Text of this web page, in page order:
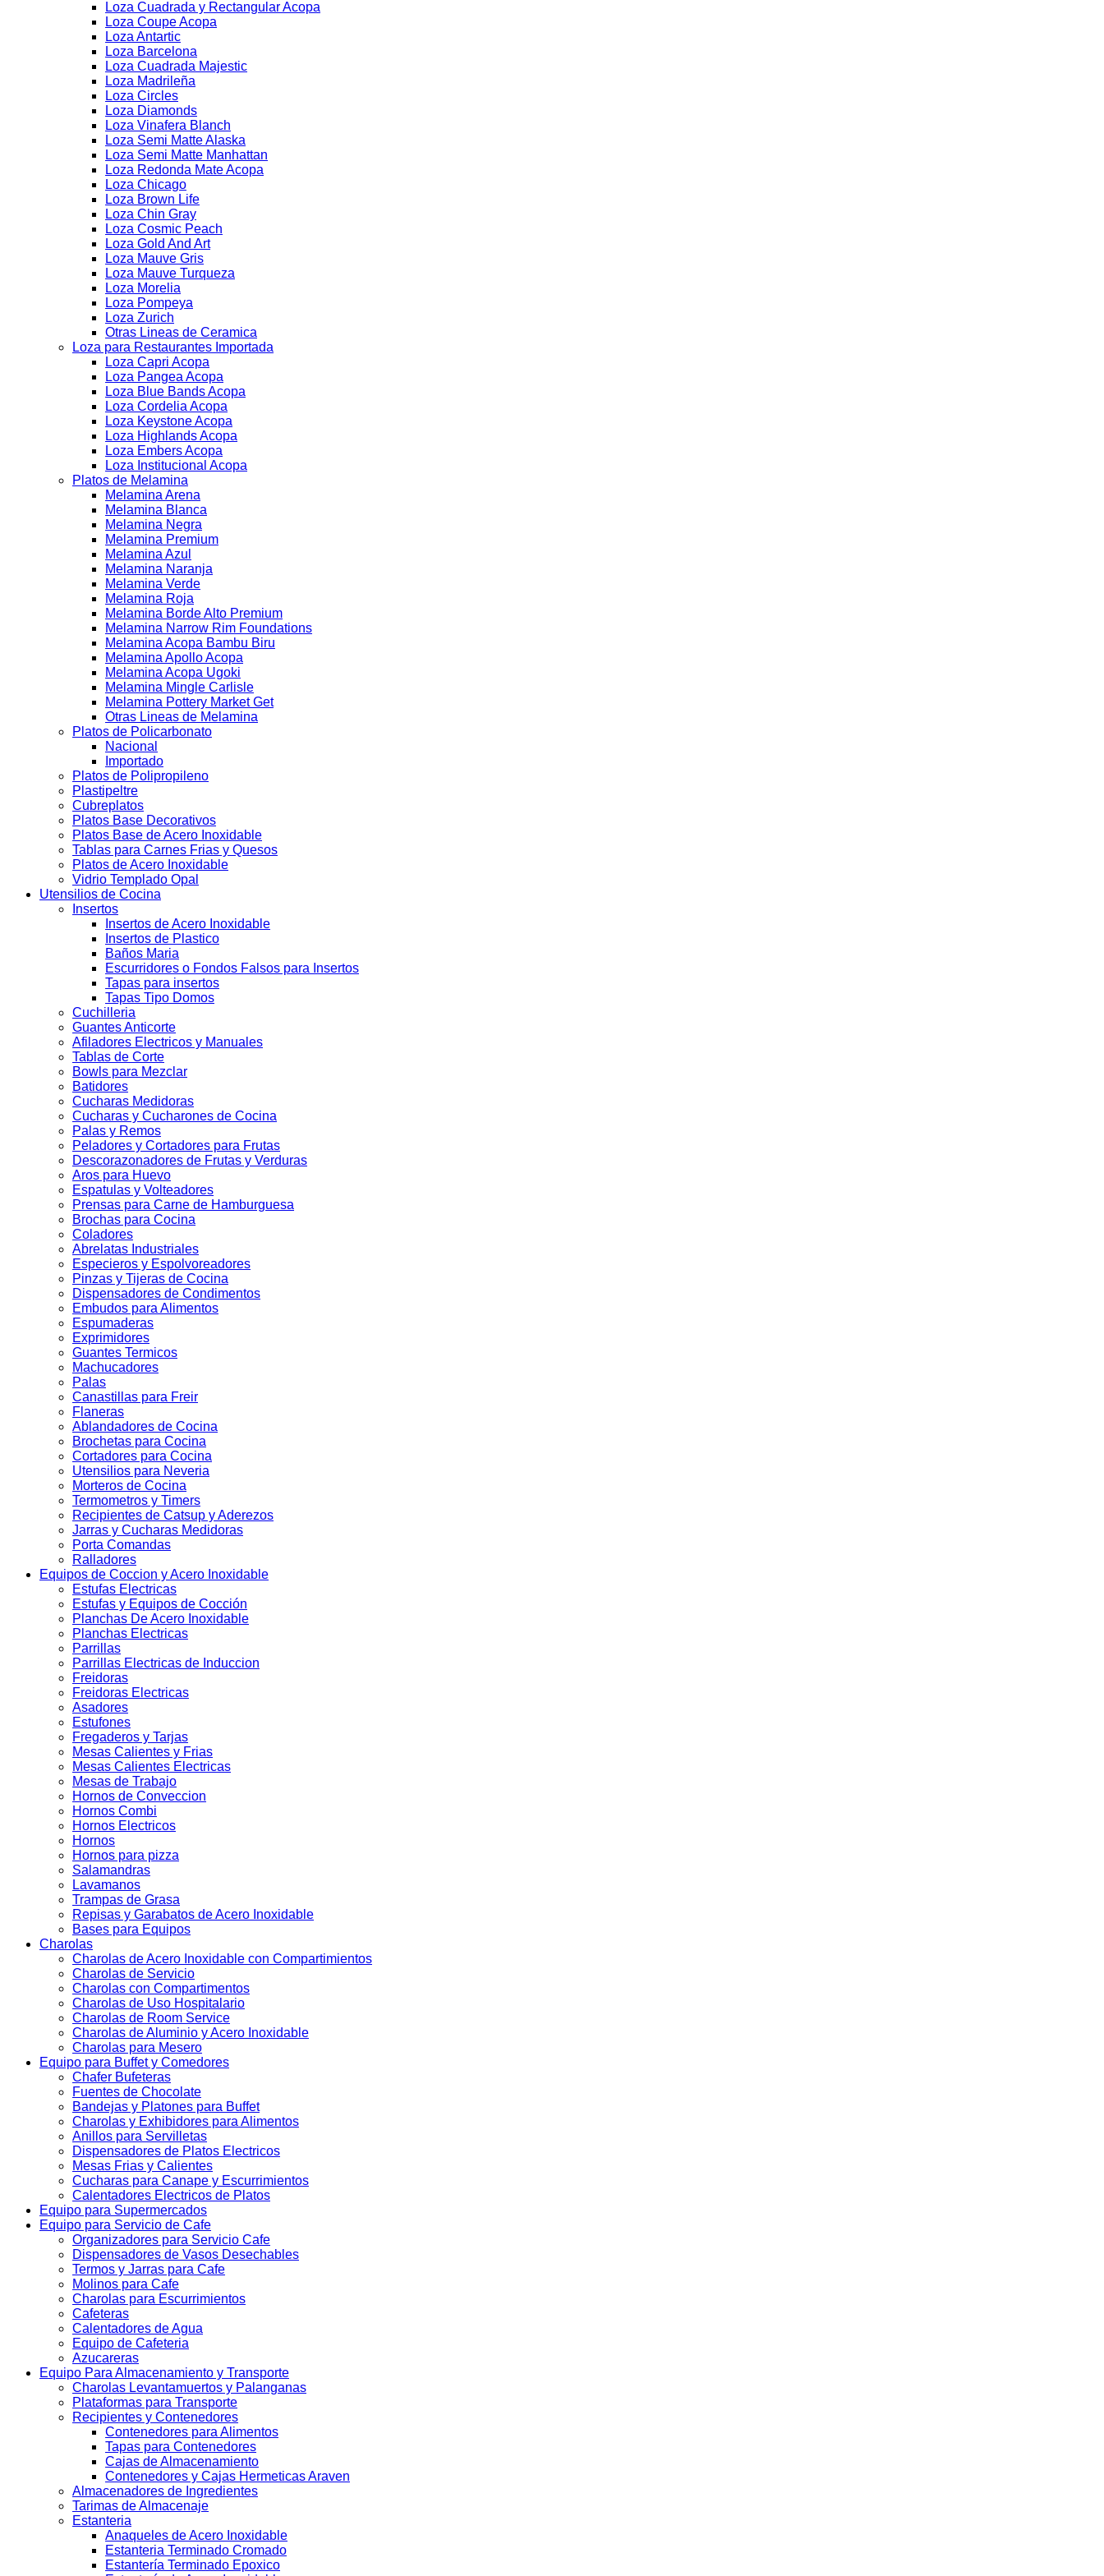
Loza Cuadrada y Rectangular Acopa
Loza Coupe Acopa
Loza Antartic
Loza Barcelona
Loza Cuadrada Majestic
Loza Madrileña
Loza Circles
Loza Diamonds
Loza Vinafera Blanch
Loza Semi Matte Alaska
Loza Semi Matte Manhattan
Loza Redonda Mate Acopa
Loza Chicago
Loza Brown Life
Loza Chin Gray
Loza Cosmic Peach
Loza Gold And Art
Loza Mauve Gris
Loza Mauve Turqueza
Loza Morelia
Loza Pompeya
Loza Zurich
Otras Lineas de Ceramica
Loza para Restaurantes Importada
Loza Capri Acopa
Loza Pangea Acopa
Loza Blue Bands Acopa
Loza Cordelia Acopa
Loza Keystone Acopa
Loza Highlands Acopa
Loza Embers Acopa
Loza Institucional Acopa
Platos de Melamina
Melamina Arena
Melamina Blanca
Melamina Negra
Melamina Premium
Melamina Azul
Melamina Naranja
Melamina Verde
Melamina Roja
Melamina Borde Alto Premium
Melamina Narrow Rim Foundations
Melamina Acopa Bambu Biru
Melamina Apollo Acopa
Melamina Acopa Ugoki
Melamina Mingle Carlisle
Melamina Pottery Market Get
Otras Lineas de Melamina
Platos de Policarbonato
Nacional
Importado
Platos de Polipropileno
Plastipeltre
Cubreplatos
Platos Base Decorativos
Platos Base de Acero Inoxidable
Tablas para Carnes Frias y Quesos
Platos de Acero Inoxidable
Vidrio Templado Opal
Utensilios de Cocina
Insertos
Insertos de Acero Inoxidable
Insertos de Plastico
Baños Maria
Escurridores o Fondos Falsos para Insertos
Tapas para insertos
Tapas Tipo Domos
Cuchilleria
Guantes Anticorte
Afiladores Electricos y Manuales
Tablas de Corte
Bowls para Mezclar
Batidores
Cucharas Medidoras
Cucharas y Cucharones de Cocina
Palas y Remos
Peladores y Cortadores para Frutas
Descorazonadores de Frutas y Verduras
Aros para Huevo
Espatulas y Volteadores
Prensas para Carne de Hamburguesa
Brochas para Cocina
Coladores
Abrelatas Industriales
Especieros y Espolvoreadores
Pinzas y Tijeras de Cocina
Dispensadores de Condimentos
Embudos para Alimentos
Espumaderas
Exprimidores
Guantes Termicos
Machucadores
Palas
Canastillas para Freir
Flaneras
Ablandadores de Cocina
Brochetas para Cocina
Cortadores para Cocina
Utensilios para Neveria
Morteros de Cocina
Termometros y Timers
Recipientes de Catsup y Aderezos
Jarras y Cucharas Medidoras
Porta Comandas
Ralladores
Equipos de Coccion y Acero Inoxidable
Estufas Electricas
Estufas y Equipos de Cocción
Planchas De Acero Inoxidable
Planchas Electricas
Parrillas
Parrillas Electricas de Induccion
Freidoras
Freidoras Electricas
Asadores
Estufones
Fregaderos y Tarjas
Mesas Calientes y Frias
Mesas Calientes Electricas
Mesas de Trabajo
Hornos de Conveccion
Hornos Combi
Hornos Electricos
Hornos
Hornos para pizza
Salamandras
Lavamanos
Trampas de Grasa
Repisas y Garabatos de Acero Inoxidable
Bases para Equipos
Charolas
Charolas de Acero Inoxidable con Compartimientos
Charolas de Servicio
Charolas con Compartimentos
Charolas de Uso Hospitalario
Charolas de Room Service
Charolas de Aluminio y Acero Inoxidable
Charolas para Mesero
Equipo para Buffet y Comedores
Chafer Bufeteras
Fuentes de Chocolate
Bandejas y Platones para Buffet
Charolas y Exhibidores para Alimentos
Anillos para Servilletas
Dispensadores de Platos Electricos
Mesas Frias y Calientes
Cucharas para Canape y Escurrimientos
Calentadores Electricos de Platos
Equipo para Supermercados
Equipo para Servicio de Cafe
Organizadores para Servicio Cafe
Dispensadores de Vasos Desechables
Termos y Jarras para Cafe
Molinos para Cafe
Charolas para Escurrimientos
Cafeteras
Calentadores de Agua
Equipo de Cafeteria
Azucareras
Equipo Para Almacenamiento y Transporte
Charolas Levantamuertos y Palanganas
Plataformas para Transporte
Recipientes y Contenedores
Contenedores para Alimentos
Tapas para Contenedores
Cajas de Almacenamiento
Contenedores y Cajas Hermeticas Araven
Almacenadores de Ingredientes
Tarimas de Almacenaje
Estanteria
Anaqueles de Acero Inoxidable
Estanteria Terminado Cromado
Estantería Terminado Epoxico